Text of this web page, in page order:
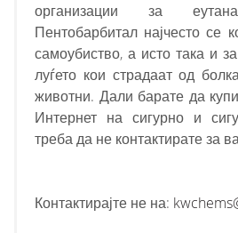
организации за
Пентобарбитал најчесто се
самоубиство, а исто така и
луѓето кои страдаат од
животни. Дали барате да
Интернет на сигурно и
треба да не контактирате за
Контактирајте не на: